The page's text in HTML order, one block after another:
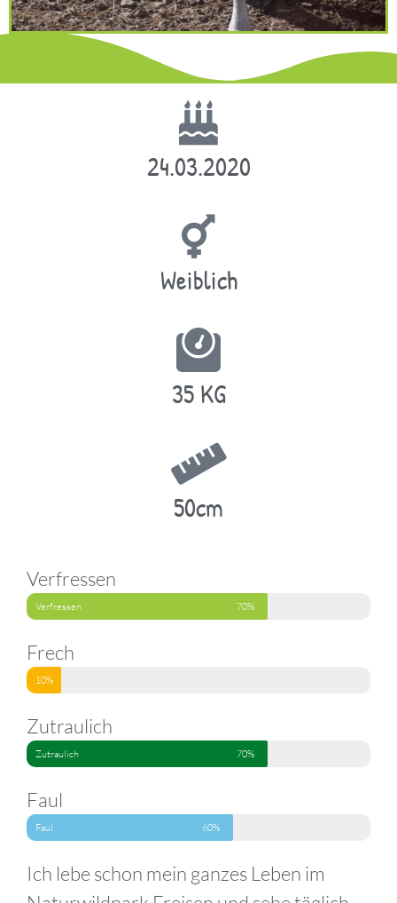
24.03.2020
Weiblich
35 KG
50cm
Verfressen
Verfressen 70%
Frech
Frech
10%
Zutraulich
Zutraulich 70%
Faul
Faul 60%
Ich lebe schon mein ganzes Leben im